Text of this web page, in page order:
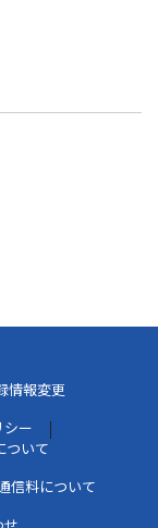
情報変更
ー
ついて
信料について